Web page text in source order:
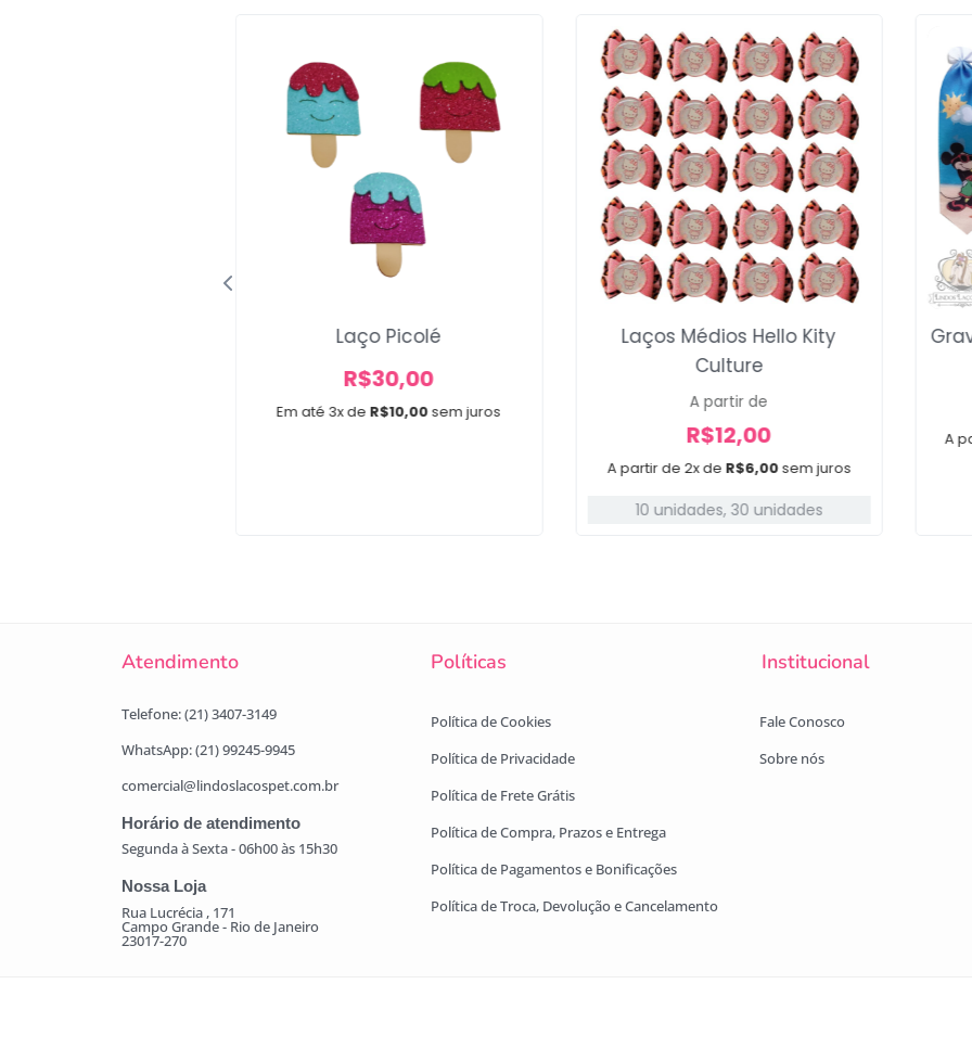
Em até 3x deR$10,00sem juros
Laço Picolé
R$30,00
A partir de 2x de R$6,00sem juros
Laços Médios Hello Kity
Culture
A partir de
R$12,00
10 unidades, 30 unidades
A
Atendimento Políticas Institucional
Telefone: (21) 3407-3149
WhatsApp: (21) 99245-9945
comercial@lindoslacospet.com.br
Horário de atendimento
Segunda à Sexta - 06h00 às 15h30
Nossa Loja
Rua Lucrécia , 171
Campo Grande - Rio de Janeiro
23017-270
Política de Cookies
Política de Privacidade
Política de Frete Grátis
Política de Compra, Prazos e Entrega
Política de Pagamentos e Bonificações
Política de Troca, Devolução e Cancelamento
Fale Conosco
Sobre nós
Voltar